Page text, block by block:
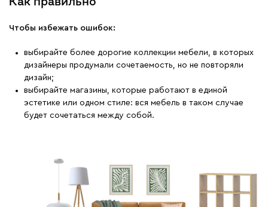
Чтобы избежать ошибок:
выбирайте более дорогие коллекции мебели, в которых
дизайнеры продумали сочетаемость, но не повторяли
дизайн;
выбирайте магазины, которые работают в единой
эстетике или одном стиле: вся мебель в таком случае
будет сочетаться между собой.